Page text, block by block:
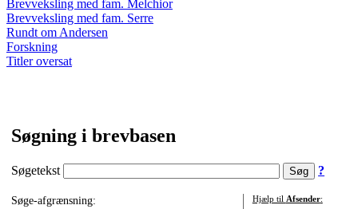
Brevveksling med fam. Melchior
Brevveksling med fam. Serre
Rundt om Andersen
Forskning
Titler oversat
Søgning i brevbasen
Søgetekst ?
Søge-afgrænsning:
Hjælp til Afsender: